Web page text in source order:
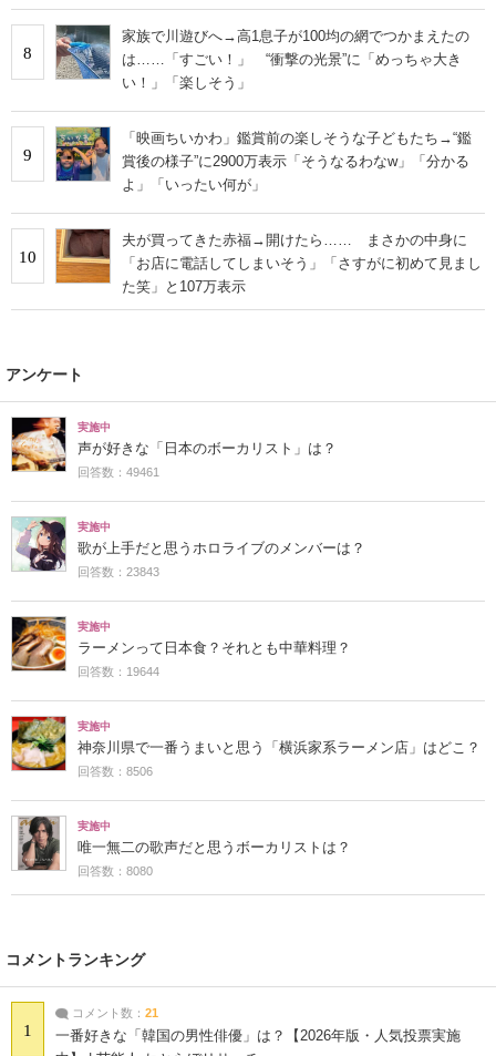
8
家族で川遊びへ→高1息子が100均の網でつかまえたの
は……「すごい！」 “衝撃の光景”に「めっちゃ大き
い！」「楽しそう」
9
「映画ちいかわ」鑑賞前の楽しそうな子どもたち→“鑑
賞後の様子”に2900万表示「そうなるわなw」「分かる
よ」「いったい何が」
10
夫が買ってきた赤福→開けたら…… まさかの中身に
「お店に電話してしまいそう」「さすがに初めて見まし
た笑」と107万表示
アンケート
実施中
声が好きな「日本のボーカリスト」は？
回答数：49461
実施中
歌が上手だと思うホロライブのメンバーは？
回答数：23843
実施中
ラーメンって日本食？それとも中華料理？
回答数：19644
実施中
神奈川県で一番うまいと思う「横浜家系ラーメン店」はどこ？
回答数：8506
実施中
唯一無二の歌声だと思うボーカリストは？
回答数：8080
コメントランキング
1
コメント数： 21
一番好きな「韓国の男性俳優」は？【2026年版・人気投票実施